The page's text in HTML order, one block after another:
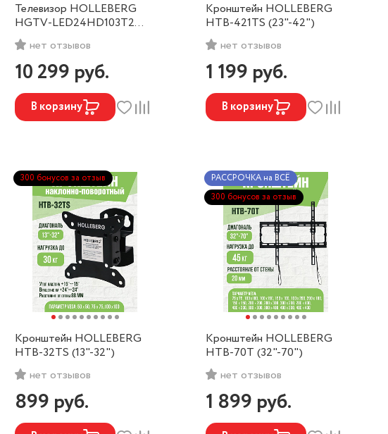
Телевизор HOLLEBERG
HGTV-LED24HD103Т2
(SmartTV, Яндекс.ТВ,
Frameless)
нет отзывов
10 299 руб.
В корзину
Кронштейн HOLLEBERG
HTB-421TS (23"-42")
нет отзывов
1 199 руб.
В корзину
Кронштейн HOLLEBERG
HTB-32TS (13"-32")
нет отзывов
899 руб.
300 бонусов за отзыв
Кронштейн HOLLEBERG
HTB-70T (32"-70")
нет отзывов
1 899 руб.
РАССРОЧКА на ВСЁ
300 бонусов за отзыв